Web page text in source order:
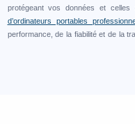
protégeant vos données et
d’ordinateurs portables
performance, de la fiabilité et de la